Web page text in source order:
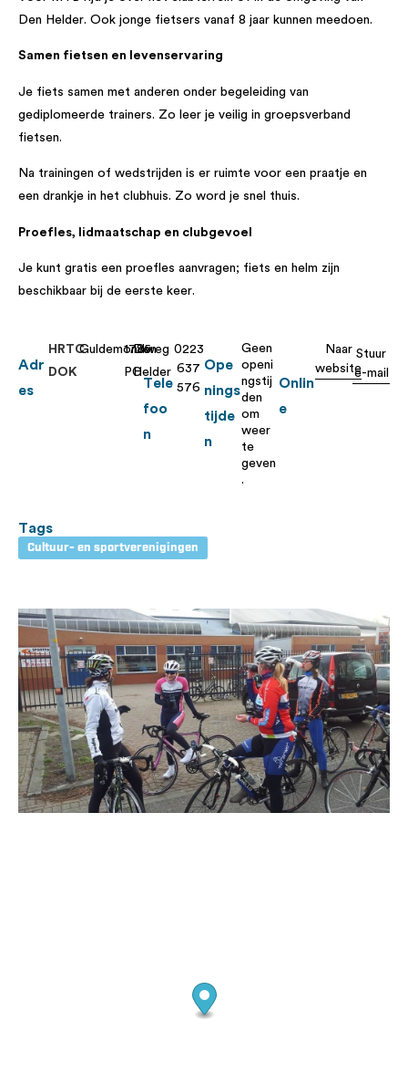
Den Helder. Ook jonge fietsers vanaf 8 jaar kunnen meedoen.
Samen fietsen en levenservaring
Je fiets samen met anderen onder begeleiding van
gediplomeerde trainers. Zo leer je veilig in groepsverband
fietsen.
Na trainingen of wedstrijden is er ruimte voor een praatje en
een drankje in het clubhuis. Zo word je snel thuis.
Proefles, lidmaatschap en clubgevoel
Je kunt gratis een proefles aanvragen; fiets en helm zijn
beschikbaar bij de eerste keer.
Adr
es
HRTC
DOK
Guldemondweg
1785
PC
Den
Helder
Tele
foo
n
0223
637
576
Ope
nings
tijde
n
Geen
openi
ngstij
den
om
weer
te
geven
.
Onlin
e
Naar
website
Stuur
e-mail
Tags
Cultuur- en sportverenigingen